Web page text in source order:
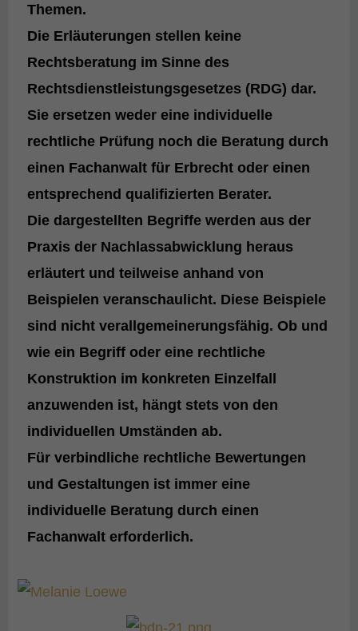
Themen.
Die Erläuterungen stellen keine
Rechtsberatung im Sinne des
Rechtsdienstleistungsgesetzes (RDG) dar.
Sie ersetzen weder eine individuelle
rechtliche Prüfung noch die Beratung durch
einen Fachanwalt für Erbrecht oder einen
entsprechend qualifizierten Berater.
Die dargestellten Begriffe werden aus der
Praxis der Nachlassabwicklung heraus
erläutert und teilweise anhand von
Beispielen veranschaulicht. Diese Beispiele
sind nicht verallgemeinerungsfähig. Ob und
wie ein Begriff oder eine rechtliche
Konstruktion im konkreten Einzelfall
anzuwenden ist, hängt stets von den
individuellen Umständen ab.
Für verbindliche rechtliche Bewertungen
und Gestaltungen ist immer eine
individuelle Beratung durch einen
Fachanwalt erforderlich.